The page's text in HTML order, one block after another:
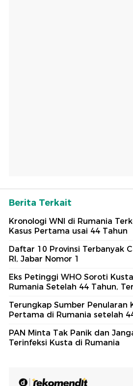
Berita Terkait
Kronologi WNI di Rumania
Kasus Pertama usai 44 Tahun
Daftar 10 Provinsi Terbanyak
RI, Jabar Nomor 1
Eks Petinggi WHO Soroti
Rumania Setelah 44 Tahun,
Terungkap Sumber Penularan
Pertama di Rumania setelah
PAN Minta Tak Panik dan
Terinfeksi Kusta di Rumania